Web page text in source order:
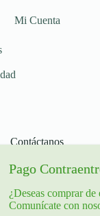
para garantizar que le
experiencia en nuestra
Aceptar
Mi Cuenta
Contáctanos
Déjanos tu mensaje
(+57) 319 516 07 91
Bogotá, Colombia
Tema para
¿Deseas comprar de
Comunícate con